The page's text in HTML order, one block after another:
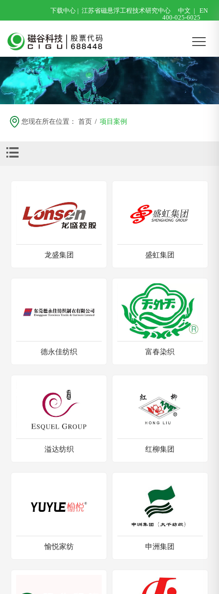
下载中心 |江苏省磁悬浮工程技术研究中心 中文 |
EN
400-025-6025
您现在所在位置： 首页 / 项目案例

龙盛集团 盛虹集团
德永佳纺织 富春染织
溢达纺织 红柳集团
愉悦家纺 申洲集团